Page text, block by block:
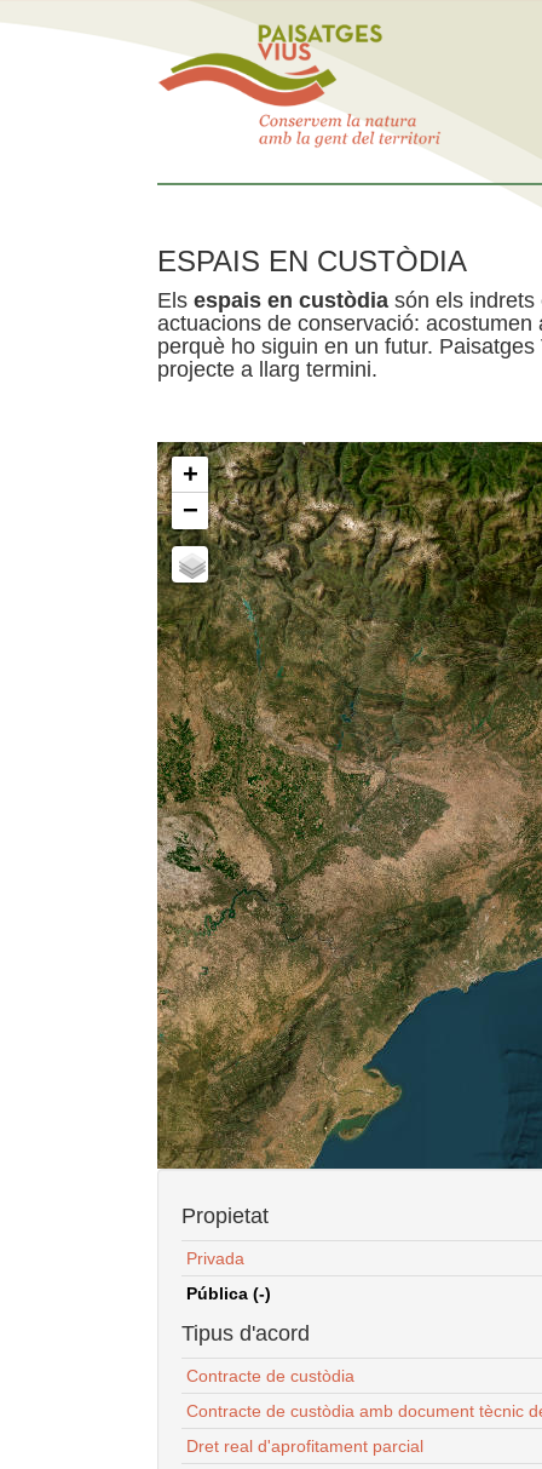
ESPAIS EN CUSTÒDIA
Els espais en custòdia són els indrets
actuacions de conservació:
perquè ho siguin en un futur.
projecte a llarg termini.
+
−
Propietat
Privada
Pública (-)
Tipus d'acord
Contracte de custòdia
Contracte de custòdia amb document tècnic
Dret real d'aprofitament parcial